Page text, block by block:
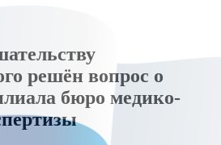
решён вопрос о
бюро медико-